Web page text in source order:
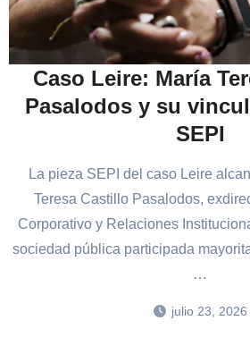
Caso Leire: María
Pasalodos y su
SEPI
La pieza SEPI del caso Leire
Teresa Castillo Pasalodos,
Corporativo y Relaciones
sociedad pública participada
…
julio 23, 2026